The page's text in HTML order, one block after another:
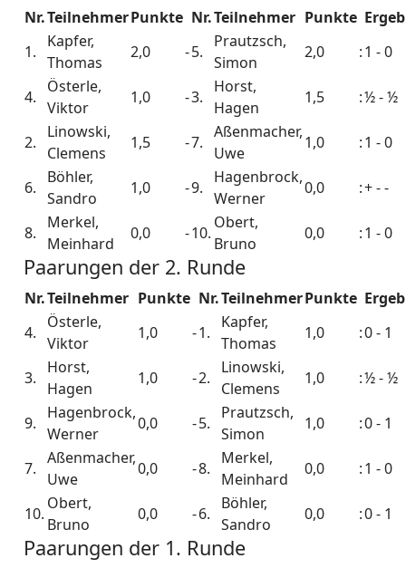
Nr.TeilnehmerPunkte Nr.Teilnehmer Punkte
1.
Kapfer,
Thomas
2,0 -5.
Prautzsch,
Simon
2,0 :1 - 0
4.
Österle,
Viktor
1,0 -3.
Horst,
Hagen
1,5 :½ - ½
2.
Linowski,
Clemens
1,5 -7.
Aßenmacher,
Uwe
1,0 :1 - 0
6.
Böhler,
Sandro
1,0 -9.
Hagenbrock,
Werner
0,0 :+ - -
8.
Merkel,
Meinhard
0,0 -10.
Obert,
Bruno
0,0 :1 - 0
Paarungen der 2. Runde
Nr.Teilnehmer Punkte Nr.TeilnehmerPunkte
4.
Österle,
Viktor
1,0 -1.
Kapfer,
Thomas
1,0 :0 - 1
3.
Horst,
Hagen
1,0 -2.
Linowski,
Clemens
1,0 :½ - ½
9.
Hagenbrock,
Werner
0,0 -5.
Prautzsch,
Simon
1,0 :0 - 1
7.
Aßenmacher,
Uwe
0,0 -8.
Merkel,
Meinhard
0,0 :1 - 0
10.
Obert,
Bruno
0,0 -6.
Böhler,
Sandro
0,0 :0 - 1
Paarungen der 1. Runde